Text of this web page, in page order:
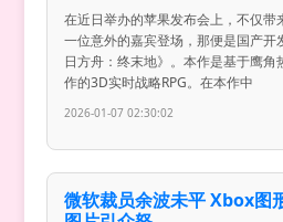
在近日举办的苹果发布会上，不仅
一位意外的嘉宾登场，那便是国产开
日方舟：终末地》。本作是基于鹰角
作的3D实时战略RPG。在本作中
2026-01-07 02:30:02
微软裁员余波未平 Xbox图